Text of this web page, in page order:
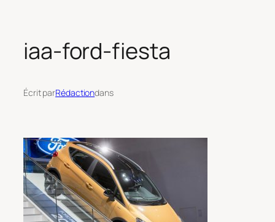
iaa-ford-fiesta
Écrit parRédactiondans